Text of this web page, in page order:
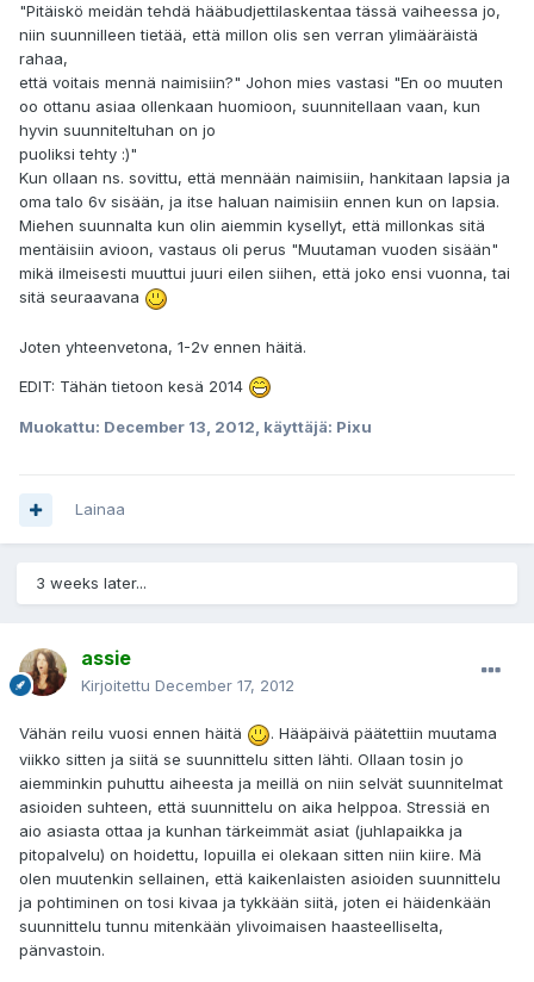
"Pitäiskö meidän tehdä hääbudjettilaskentaa tässä vaiheessa jo,
niin suunnilleen tietää, että millon olis sen verran ylimääräistä
rahaa,
että voitais mennä naimisiin?" Johon mies vastasi "En oo muuten
oo ottanu asiaa ollenkaan huomioon, suunnitellaan vaan, kun
hyvin suunniteltuhan on jo
puoliksi tehty :)"
Kun ollaan ns. sovittu, että mennään naimisiin, hankitaan lapsia ja
oma talo 6v sisään, ja itse haluan naimisiin ennen kun on lapsia.
Miehen suunnalta kun olin aiemmin kysellyt, että millonkas sitä
mentäisiin avioon, vastaus oli perus "Muutaman vuoden sisään"
mikä ilmeisesti muuttui juuri eilen siihen, että joko ensi vuonna, tai
sitä seuraavana
Joten yhteenvetona, 1-2v ennen häitä.
EDIT: Tähän tietoon kesä 2014
Muokattu: December 13, 2012, käyttäjä: Pixu
Lainaa
3 weeks later...
assie
Kirjoitettu December 17, 2012
Vähän reilu vuosi ennen häitä
. Hääpäivä päätettiin muutama
viikko sitten ja siitä se suunnittelu sitten lähti. Ollaan tosin jo
aiemminkin puhuttu aiheesta ja meillä on niin selvät suunnitelmat
asioiden suhteen, että suunnittelu on aika helppoa. Stressiä en
aio asiasta ottaa ja kunhan tärkeimmät asiat (juhlapaikka ja
pitopalvelu) on hoidettu, lopuilla ei olekaan sitten niin kiire. Mä
olen muutenkin sellainen, että kaikenlaisten asioiden suunnittelu
ja pohtiminen on tosi kivaa ja tykkään siitä, joten ei häidenkään
suunnittelu tunnu mitenkään ylivoimaisen haasteelliselta,
pänvastoin.